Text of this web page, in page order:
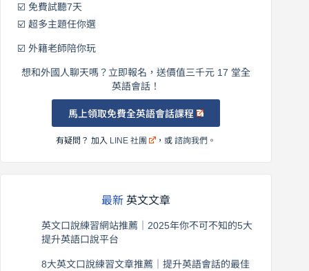
☑️ 免費試聽7天
☑️ 超多主題任你選
☑️ 外籍老師陪你玩
想和外國人聊天嗎？立即報名，送價值三千元 17 堂全
英語會話！
馬上領取免費全英語會話課程
有疑問？ 加入 LINE 社團 ，或諮詢我們 。
最新 英文文章
英文口說練習網站推薦｜2025年你不可不知的5大
提升英語口說平台
8大英文口說練習文章推薦｜提升英語會話的最佳